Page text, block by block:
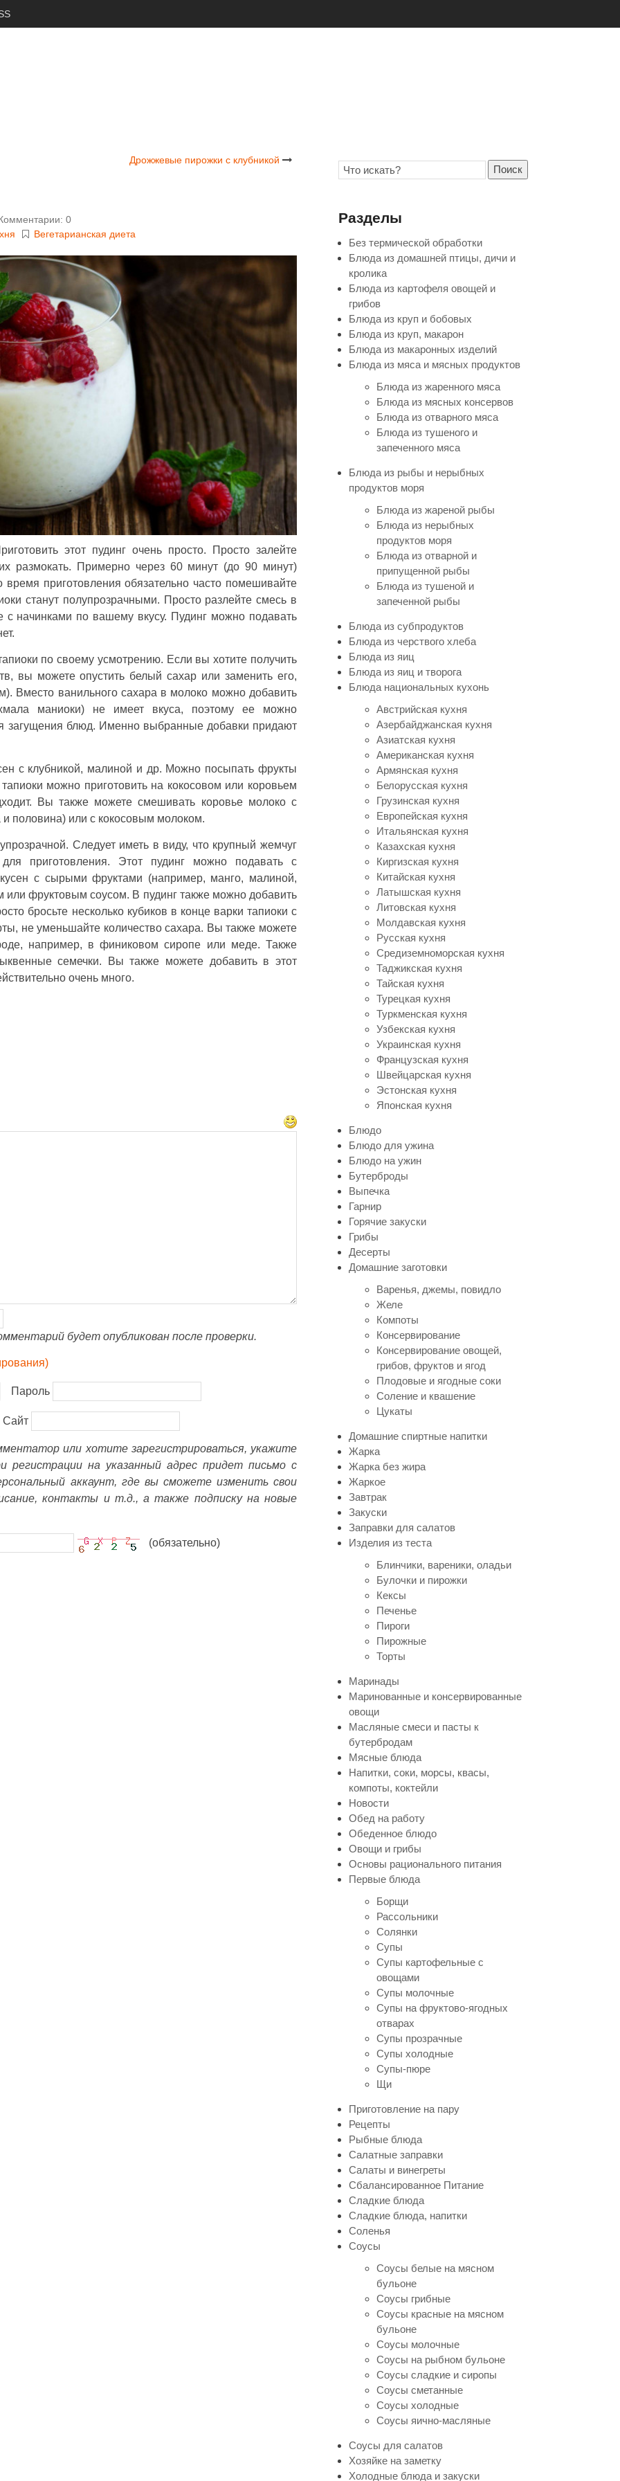
Дрожжевые пирожки с клубникой
0
Вегетарианская диета
этот пудинг очень просто. Просто залейте
размокать. Примерно через 60 минут (до 90 минут)
приготовления обязательно часто помешивайте
станут полупрозрачными. Просто разлейте смесь в
начинками по вашему вкусу. Пудинг можно подавать
по своему усмотрению. Если вы хотите получить
вы можете опустить белый сахар или заменить его,
Вместо ванильного сахара в молоко можно добавить
маниоки) не имеет вкуса, поэтому ее можно
загущения блюд. Именно выбранные добавки придают
с клубникой, малиной и др. Можно посыпать фрукты
можно приготовить на кокосовом или коровьем
Вы также можете смешивать коровье молоко с
половина) или с кокосовым молоком.
Следует иметь в виду, что крупный жемчуг
приготовления. Этот пудинг можно подавать с
с сырыми фруктами (например, манго, малиной,
или фруктовым соусом. В пудинг также можно добавить
бросьте несколько кубиков в конце варки тапиоки с
не уменьшайте количество сахара. Вы также можете
например, в финиковом сиропе или меде. Также
семечки. Вы также можете добавить в этот
очень много.
будет опубликован после проверки.
Пароль
Сайт
или хотите зарегистрироваться, укажите
регистрации на указанный адрес придет письмо с
аккаунт, где вы сможете изменить свои
контакты и т.д., а также подписку на новые
(обязательно)
Поиск
Разделы
Без термической обработки
Блюда из домашней птицы, дичи и
кролика
Блюда из картофеля овощей и
грибов
Блюда из круп и бобовых
Блюда из круп, макарон
Блюда из макаронных изделий
Блюда из мяса и мясных продуктов
Блюда из жаренного мяса
Блюда из мясных консервов
Блюда из отварного мяса
Блюда из тушеного и
запеченного мяса
Блюда из рыбы и нерыбных
продуктов моря
Блюда из жареной рыбы
Блюда из нерыбных
продуктов моря
Блюда из отварной и
припущенной рыбы
Блюда из тушеной и
запеченной рыбы
Блюда из субпродуктов
Блюда из черствого хлеба
Блюда из яиц
Блюда из яиц и творога
Блюда национальных кухонь
Австрийская кухня
Азербайджанская кухня
Азиатская кухня
Американская кухня
Армянская кухня
Белорусская кухня
Грузинская кухня
Европейская кухня
Итальянская кухня
Казахская кухня
Киргизская кухня
Китайская кухня
Латышская кухня
Литовская кухня
Молдавская кухня
Русская кухня
Средиземноморская кухня
Таджикская кухня
Тайская кухня
Турецкая кухня
Туркменская кухня
Узбекская кухня
Украинская кухня
Французская кухня
Швейцарская кухня
Эстонская кухня
Японская кухня
Блюдо
Блюдо для ужина
Блюдо на ужин
Бутерброды
Выпечка
Гарнир
Горячие закуски
Грибы
Десерты
Домашние заготовки
Варенья, джемы, повидло
Желе
Компоты
Консервирование
Консервирование овощей,
грибов, фруктов и ягод
Плодовые и ягодные соки
Соление и квашение
Цукаты
Домашние спиртные напитки
Жарка
Жарка без жира
Жаркое
Завтрак
Закуски
Заправки для салатов
Изделия из теста
Блинчики, вареники, оладьи
Булочки и пирожки
Кексы
Печенье
Пироги
Пирожные
Торты
Маринады
Маринованные и консервированные
овощи
Масляные смеси и пасты к
бутербродам
Мясные блюда
Напитки, соки, морсы, квасы,
компоты, коктейли
Новости
Обед на работу
Обеденное блюдо
Овощи и грибы
Основы рационального питания
Первые блюда
Борщи
Рассольники
Солянки
Супы
Супы картофельные с
овощами
Супы молочные
Супы на фруктово-ягодных
отварах
Супы прозрачные
Супы холодные
Супы-пюре
Щи
Приготовление на пару
Рецепты
Рыбные блюда
Салатные заправки
Салаты и винегреты
Сбалансированное Питание
Сладкие блюда
Сладкие блюда, напитки
Соленья
Соусы
Соусы белые на мясном
бульоне
Соусы грибные
Соусы красные на мясном
бульоне
Соусы молочные
Соусы на рыбном бульоне
Соусы сладкие и сиропы
Соусы сметанные
Соусы холодные
Соусы яично-масляные
Соусы для салатов
Хозяйке на заметку
Холодные блюда и закуски